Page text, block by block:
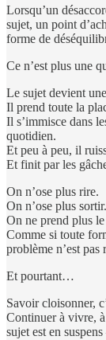
Lorsqu’un
sujet, un point
forme de
Ce n’est plus une
Le sujet devient
Il prend toute la
Il s’immisce dans
quotidien.
Et peu à peu, il
Et finit par les
On n’ose plus rire.
On n’ose plus sortir.
On ne prend plus le
Comme si toute
problème n’est pas
Et pourtant…
Savoir cloisonner,
Continuer à vivre,
sujet est en